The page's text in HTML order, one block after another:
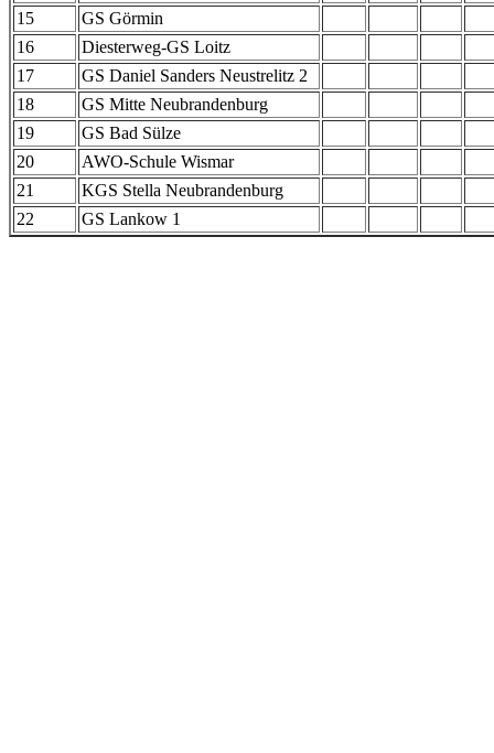
15
GS Görmin
16
Diesterweg-GS Loitz
17
GS Daniel Sanders Neustrelitz 2
18
GS Mitte Neubrandenburg
19
GS Bad Sülze
20
AWO-Schule Wismar
21
KGS Stella Neubrandenburg
22
GS Lankow 1